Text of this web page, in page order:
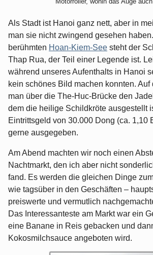
Als Stadt ist Hanoi ganz nett, aber in
man sie nicht zwingend gesehen
berühmten Hoan-Kiem-See steht der
Thap Rua, der Teil einer Legende ist.
während unseres Aufenthalts in Hanoi
kein schönes Bild machen konnten. Auf
man über die The-Huc-Brücke den
dem die heilige Schildkröte ausgestellt
Eintrittsgeld von 30.000 Dong (ca. 1,10
gerne ausgegeben.
Am Abend machten wir noch einen
Nachtmarkt, den ich aber nicht
fand. Es werden die gleichen Dinge
wie tagsüber in den Geschäften –
preiswerte und vermutlich
Das Interessanteste am Markt war ein
eine Banane in Reis gebacken und
Kokosmilchsauce angeboten wird.